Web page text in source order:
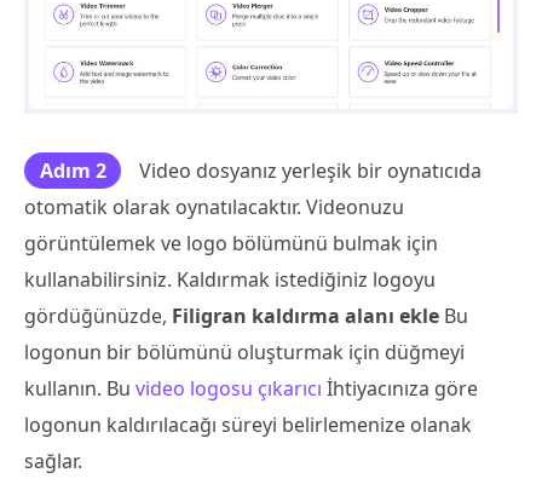
Adım 2
Video dosyanız yerleşik bir oynatıcıda
otomatik olarak oynatılacaktır. Videonuzu
görüntülemek ve logo bölümünü bulmak için
kullanabilirsiniz. Kaldırmak istediğiniz logoyu
gördüğünüzde, Filigran kaldırma alanı ekle Bu
logonun bir bölümünü oluşturmak için düğmeyi
kullanın. Bu video logosu çıkarıcı İhtiyacınıza göre
logonun kaldırılacağı süreyi belirlemenize olanak
sağlar.